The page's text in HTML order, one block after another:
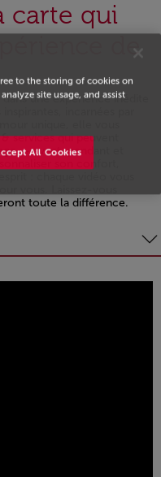
carte qui
de
une expérience inédite
incarnées par
services qui peuvent
— avant, pendant et
toute la différence.
to the storing of cookies on
site usage, and assist
All Cookies